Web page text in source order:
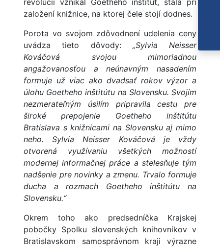
revolúcii vznikal Goetheho inštitút, stála pri
založení knižnice, na ktorej čele stojí dodnes.
Porota vo svojom zdôvodnení udelenia ceny
uvádza tieto dôvody: „Sylvia Neisser
Kováčová svojou mimoriadnou
angažovanosťou a neúnavným nasadením
formuje už viac ako dvadsať rokov výzor a
úlohu Goetheho inštitútu na Slovensku. Svojím
nezmerateľným úsilím pripravila cestu pre
široké prepojenie Goetheho inštitútu
Bratislava s knižnicami na Slovensku aj mimo
neho. Sylvia Neisser Kováčová je vždy
otvorená využívaniu všetkých možností
modernej informačnej práce a stelesňuje tým
nadšenie pre novinky a zmenu. Trvalo formuje
ducha a rozmach Goetheho inštitútu na
Slovensku.“
Okrem toho ako predsedníčka Krajskej
pobočky Spolku slovenských knihovníkov v
Bratislavskom samosprávnom kraji výrazne